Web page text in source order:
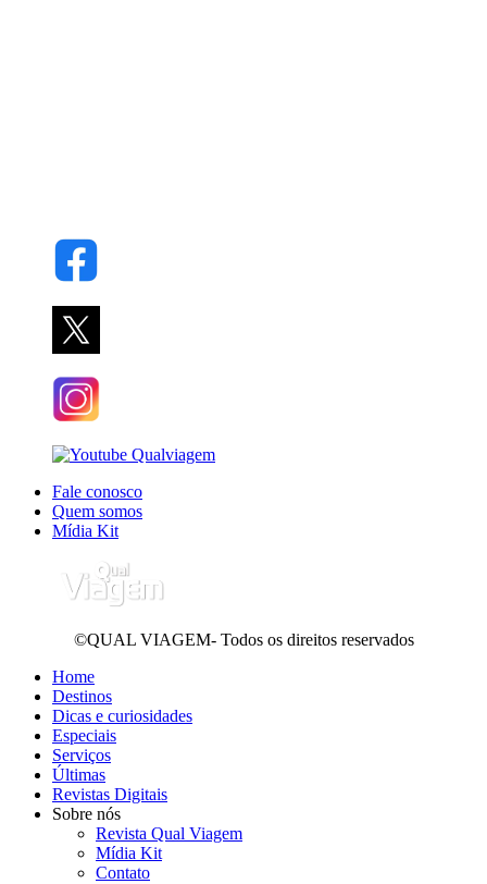
Fale conosco
Quem somos
Mídia Kit
©QUAL VIAGEM- Todos os direitos reservados
Home
Destinos
Dicas e curiosidades
Especiais
Serviços
Últimas
Revistas Digitais
Sobre nós
Revista Qual Viagem
Mídia Kit
Contato